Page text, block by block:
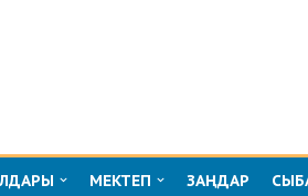
МЕКТЕП ЗАҢДАР